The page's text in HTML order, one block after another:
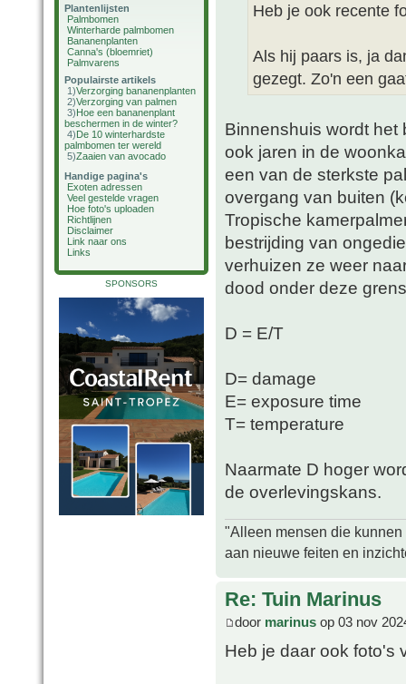
Plantenlijsten
Palmbomen
Winterharde palmbomen
Bananenplanten
Canna's (bloemriet)
Palmvarens
Populairste artikels
1)Verzorging bananenplanten
2)Verzorging van palmen
3)Hoe een bananenplant
beschermen in de winter?
4)De 10 winterhardste
palmbomen ter wereld
5)Zaaien van avocado
Handige pagina's
Exoten adressen
Veel gestelde vragen
Hoe foto's uploaden
Richtlijnen
Disclaimer
Link naar ons
Links
SPONSORS
Heb je ook recente
Als hij paars is, ja
gezegt. Zo'n een
Binnenshuis wordt het
ook jaren in de
een van de sterkste
overgang van buiten
Tropische
bestrijding van
verhuizen ze weer
dood onder deze
D = E/T
D= damage
E= exposure time
T= temperature
Naarmate D hoger
de overlevingskans.
"Alleen mensen die
aan nieuwe feiten en
Re: Tuin Marinus
door marinus op 03 nov
Heb je daar ook foto's